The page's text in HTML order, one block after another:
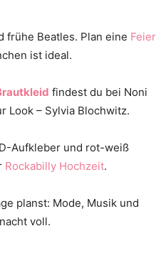
Thema
frühe Beatles. Plan eine Feier
ist ideal.
findest du bei Noni
Look – Sylvia Blochwitz.
Aufkleber und rot-weiß
Rockabilly Hochzeit.
planst: Mode, Musik und
voll.